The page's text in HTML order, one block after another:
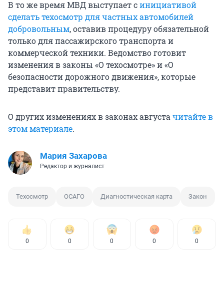
В то же время МВД выступает синициативой
сделать техосмотр для частных автомобилей
добровольным, оставив процедуру обязательной
только для пассажирского транспорта и
коммерческой техники. Ведомство готовит
изменения в законы «О техосмотре» и «О
безопасности дорожного движения», которые
представит правительству.
О других изменениях в законах августачитайте в
этом материале.
Мария Захарова
Редактор и журналист
Техосмотр ОСАГО Диагностическая карта Закон
0 0 0 0 0